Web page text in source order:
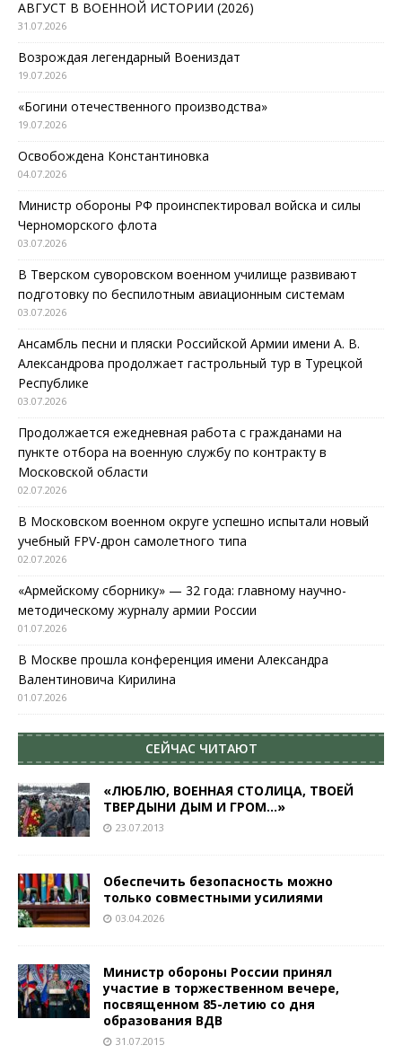
АВГУСТ В ВОЕННОЙ ИСТОРИИ (2026)
31.07.2026
Возрождая легендарный Воениздат
19.07.2026
«Богини отечественного производства»
19.07.2026
Освобождена Константиновка
04.07.2026
Министр обороны РФ проинспектировал войска и силы
Черноморского флота
03.07.2026
В Тверском суворовском военном училище развивают
подготовку по беспилотным авиационным системам
03.07.2026
Ансамбль песни и пляски Российской Армии имени А. В.
Александрова продолжает гастрольный тур в Турецкой
Республике
03.07.2026
Продолжается ежедневная работа с гражданами на
пункте отбора на военную службу по контракту в
Московской области
02.07.2026
В Московском военном округе успешно испытали новый
учебный FPV-дрон самолетного типа
02.07.2026
«Армейскому сборнику» — 32 года: главному научно-
методическому журналу армии России
01.07.2026
В Москве прошла конференция имени Александра
Валентиновича Кирилина
01.07.2026
СЕЙЧАС ЧИТАЮТ
«ЛЮБЛЮ, ВОЕННАЯ СТОЛИЦА, ТВОЕЙ
ТВЕРДЫНИ ДЫМ И ГРОМ…»
23.07.2013
Обеспечить безопасность можно
только совместными усилиями
03.04.2026
Министр обороны России принял
участие в торжественном вечере,
посвященном 85-летию со дня
образования ВДВ
31.07.2015